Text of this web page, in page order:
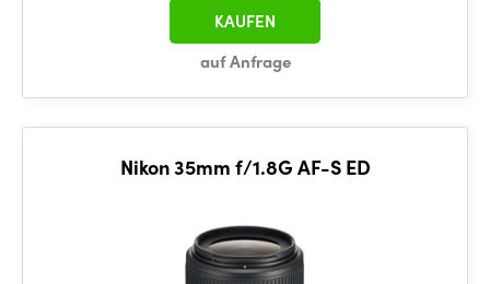
auf Anfrage
KAUFEN
Nikon 35mm f/1.8G AF-S ED